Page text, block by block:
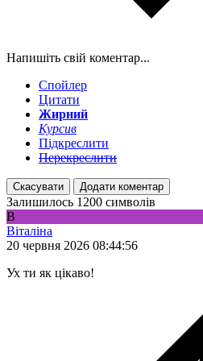
Напишіть свій коментар...
Спойлер
Цитати
Жирний
Курсив
Підкреслити
Перекреслити
Скасувати Додати коментар
Залишилось 1200 символів
В
Віталіна
20 червня 2026 08:44:56
Ух ти як цікаво!